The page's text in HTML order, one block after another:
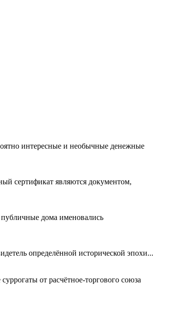
интересные и необычные денежные
сертификат являются документом,
дома именовались
определённой исторической эпохи...
от расчётное-торгового союза